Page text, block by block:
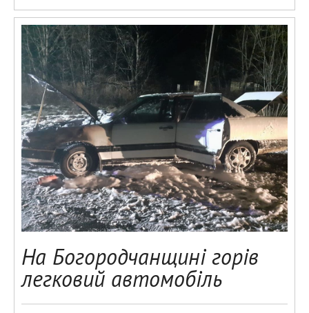
На Богородчанщині горів
легковий автомобіль